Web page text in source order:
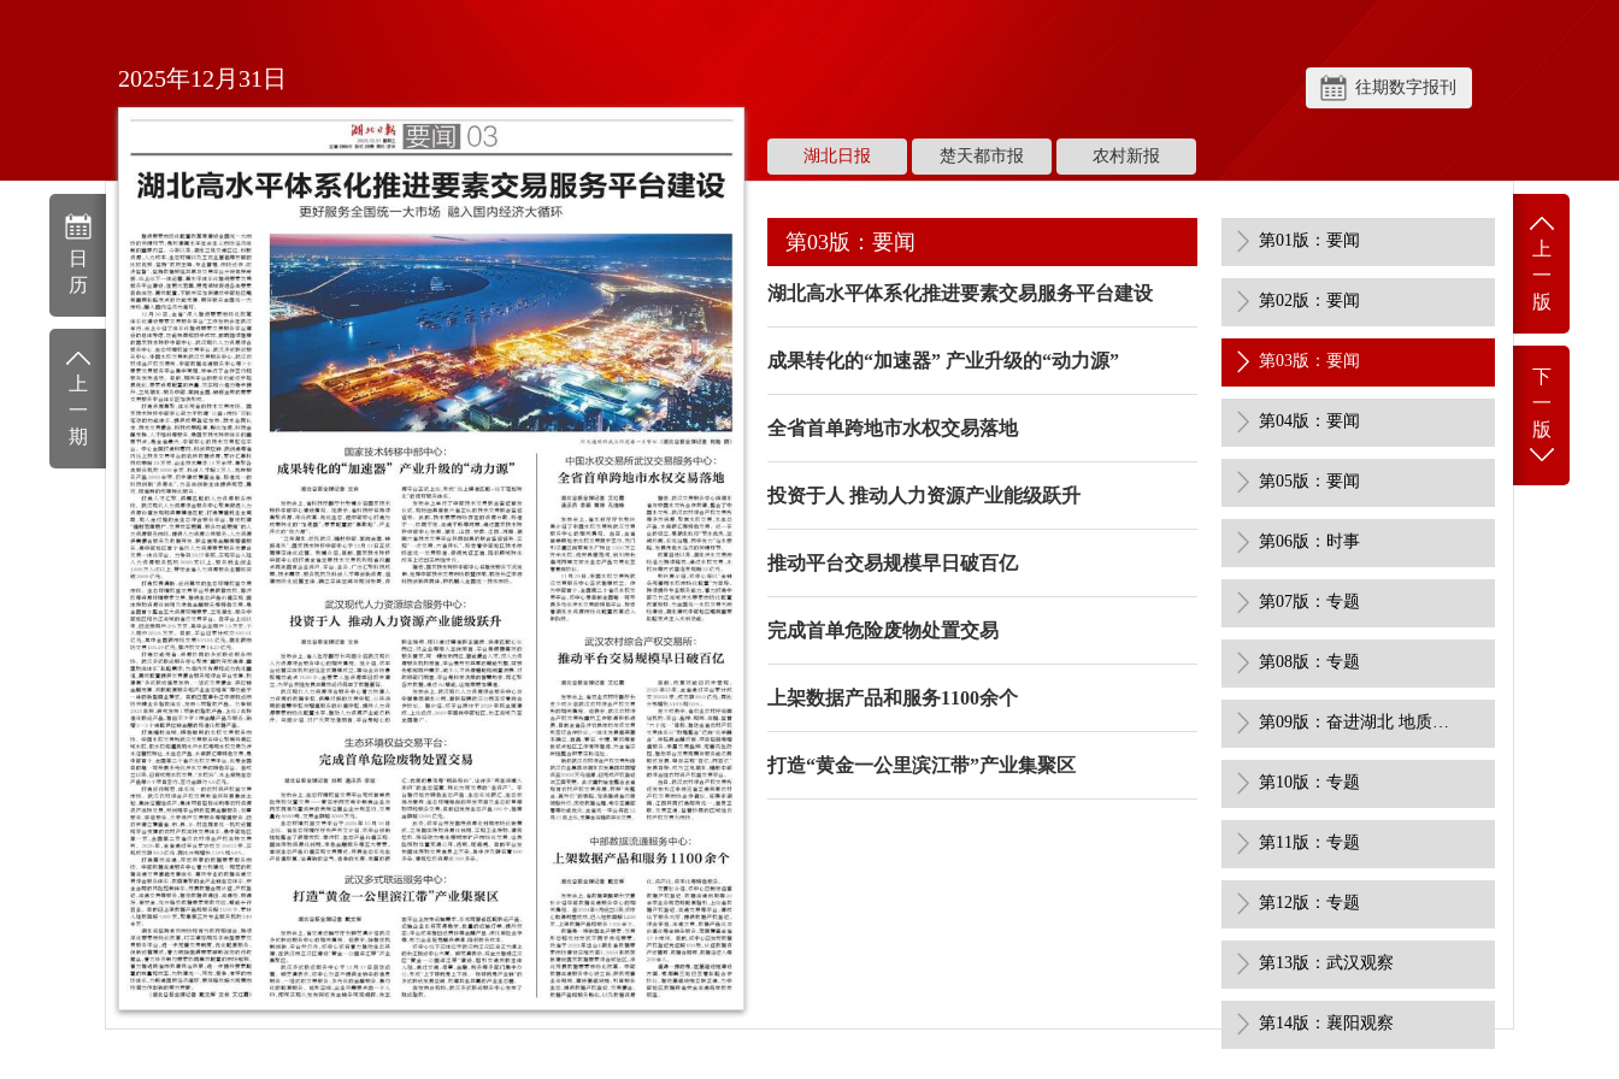
往期数字报刊
日
历
上
一
期
上
一
版
下
一
版
2025年12月31日
湖北日报 楚天都市报 农村新报
第03版：要闻
湖北高水平体系化推进要素交易服务平台建设
成果转化的“加速器” 产业升级的“动力源”
全省首单跨地市水权交易落地
投资于人 推动人力资源产业能级跃升
推动平台交易规模早日破百亿
完成首单危险废物处置交易
上架数据产品和服务1100余个
打造“黄金一公里滨江带”产业集聚区
第01版：要闻
第02版：要闻
第03版：要闻
第04版：要闻
第05版：要闻
第06版：时事
第07版：专题
第08版：专题
第09版：奋进湖北 地质答卷
第10版：专题
第11版：专题
第12版：专题
第13版：武汉观察
第14版：襄阳观察